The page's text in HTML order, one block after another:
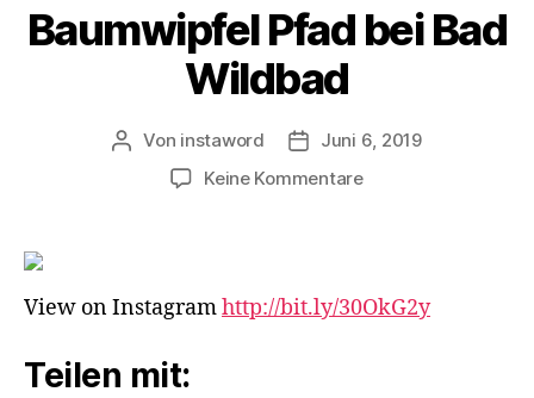
Baumwipfel Pfad bei Bad
Wildbad
Beitragsautor
Von instaword Veröffentlichungsdatum
Juni 6, 2019
Keine Kommentarezu
Wildbad
View on Instagramhttp://bit.ly/30OkG2y
Teilen mit: